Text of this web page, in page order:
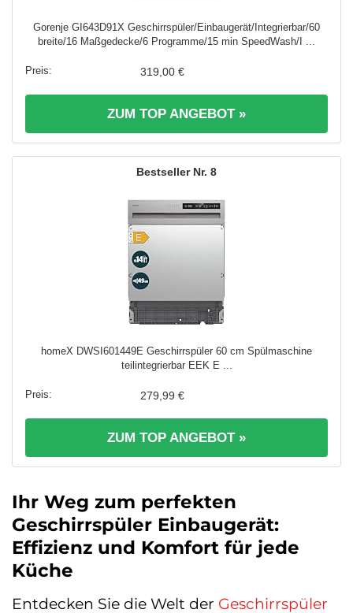
Gorenje GI643D91X Geschirrspüler/Einbaugerät/Integrierbar/60
breite/16 Maßgedecke/6 Programme/15 min SpeedWash/I ...
319,00 €
ZUM TOP ANGEBOT »
8
homeX DWSI601449E Geschirrspüler 60 cm Spülmaschine
teilintegrierbar EEK E ...
279,99 €
ZUM TOP ANGEBOT »
Ihr Weg zum perfekten
Geschirrspüler Einbaugerät:
Effizienz und Komfort für jede
Küche
Entdecken Sie die Welt der Geschirrspüler